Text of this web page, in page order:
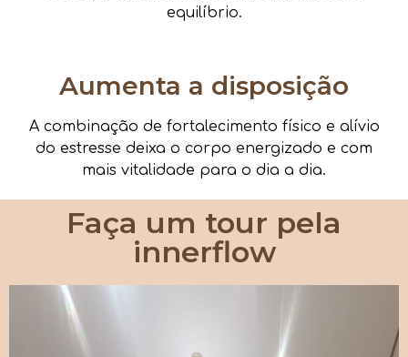
equilíbrio.
Aumenta a disposição
A combinação de fortalecimento físico e alívio
do estresse deixa o corpo energizado e com
mais vitalidade para o dia a dia.
Faça um tour pela
innerflow